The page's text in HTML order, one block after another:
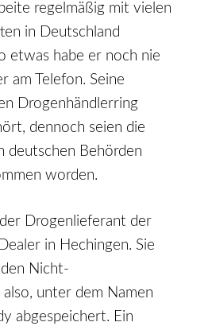
regelmäßig mit vielen
in Deutschland
etwas habe er noch nie
am Telefon. Seine
Drogenhändlerring
dennoch seien die
deutschen Behörden
worden.
Drogenlieferant der
in Hechingen. Sie
Nicht-
unter dem Namen
abgespeichert. Ein